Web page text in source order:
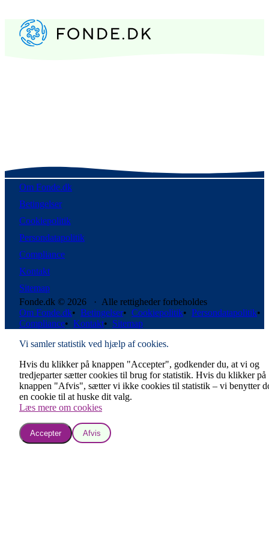
Om Fonde.dk
Betingelser
Cookiepolitik
Persondatapolitik
Compliance
Kontakt
Sitemap
Fonde.dk © 2026 · Alle rettigheder forbeholdes
Om Fonde.dk• Betingelser• Cookiepolitik• Persondatapolitik•
Compliance• Kontakt• Sitemap
Vi samler statistik ved hjælp af cookies.
Hvis du klikker på knappen "Accepter", godkender du, at vi og
tredjeparter sætter cookies til brug for statistik. Hvis du klikker på
knappen "Afvis", sætter vi ikke cookies til statistik – vi benytter
en cookie til at huske dit valg.
Læs mere om cookies
Accepter Afvis